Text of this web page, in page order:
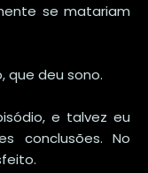
se matariam
que deu sono.
e talvez eu
conclusões. No